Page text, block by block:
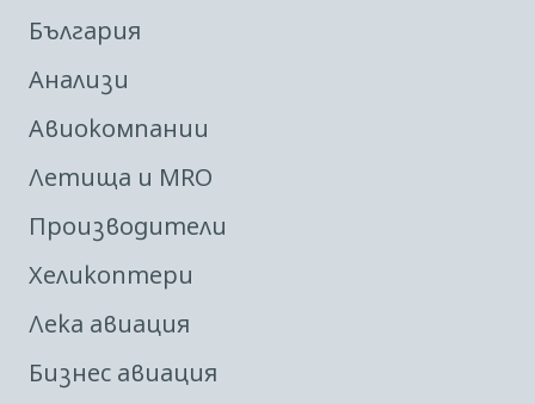
България
Анализи
Авиокомпании
Летища и MRO
Производители
Хеликоптери
Лека авиация
Бизнес авиация